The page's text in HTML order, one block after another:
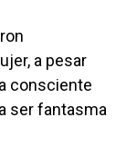
a pesar
consciente
ser fantasma